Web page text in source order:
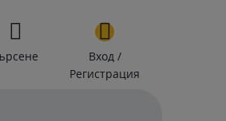
Вход /
Регистрация